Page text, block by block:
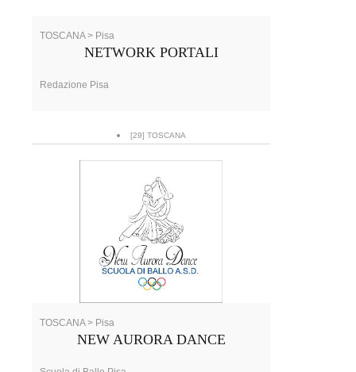
TOSCANA > Pisa
NETWORK PORTALI
Redazione Pisa
[29] TOSCANA
TOSCANA > Pisa
NEW AURORA DANCE